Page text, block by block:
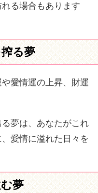
る場合もあります
る夢
愛情運の上昇、財運
夢は、あなたがこれ
愛情に溢れた日々を
夢